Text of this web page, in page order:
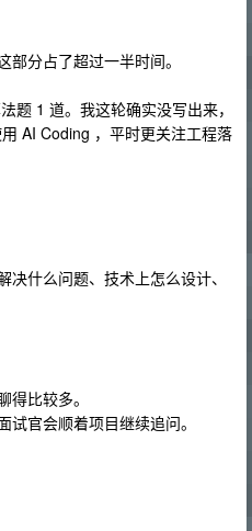
分占了超过一半时间。
题 1 道。我这轮确实没写出来，
AI Coding ，平时更关注工程落
什么问题、技术上怎么设计、
比较多。
官会顺着项目继续追问。